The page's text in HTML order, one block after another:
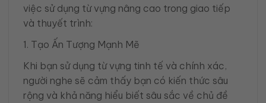
việc sử dụng từ vựng nâng cao trong giao tiếp
và thuyết trình:
1. Tạo Ấn Tượng Mạnh Mẽ
Khi bạn sử dụng từ vựng tinh tế và chính xác,
người nghe sẽ cảm thấy bạn có kiến thức sâu
rộng và khả năng hiểu biết sâu sắc về chủ đề